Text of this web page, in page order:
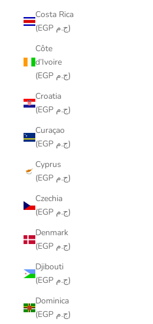
Costa Rica
(EGP ج.م)
Côte
d’Ivoire
(EGP ج.م)
Croatia
(EGP ج.م)
Curaçao
(EGP ج.م)
Cyprus
(EGP ج.م)
Czechia
(EGP ج.م)
Denmark
(EGP ج.م)
Djibouti
(EGP ج.م)
Dominica
(EGP ج.م)